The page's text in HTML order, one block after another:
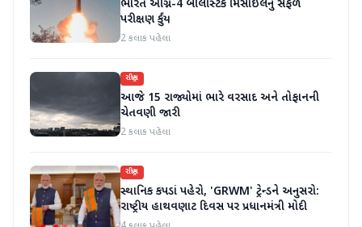
ભારતે અગ્નિ-4 બેલિસ્ટિક મિસાઇલનું સફળ
પરીક્ષણ કર્યું
2 કલાક પહેલા
રાષ્ટ્રીય
આજે 15 રાજ્યોમાં ભારે વરસાદ અને તોફાનની
ચેતવણી જારી
2 કલાક પહેલા
રાષ્ટ્રીય
સ્થાનિક કપડાં પહેરો, 'GRWM' ટ્રેન્ડને અનુસરો:
રાષ્ટ્રીય હાથવણાટ દિવસ પર પ્રધાનમંત્રી મોદી